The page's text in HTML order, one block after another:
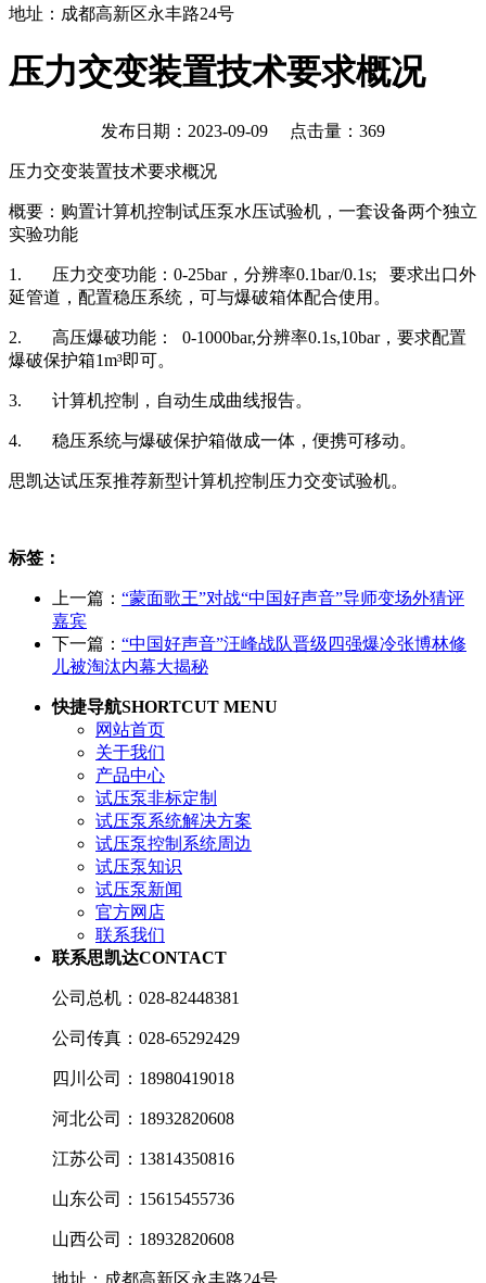
地址：成都高新区永丰路24号
压力交变装置技术要求概况
发布日期：2023-09-09 点击量： 369
压力交变装置技术要求概况
概要：购置计算机控制试压泵水压试验机，一套设备两个独立
实验功能
1. 压力交变功能：0-25bar，分辨率0.1bar/0.1s; 要求出口外
延管道，配置稳压系统，可与爆破箱体配合使用。
2. 高压爆破功能： 0-1000bar,分辨率0.1s,10bar，要求配置
爆破保护箱1m³即可。
3. 计算机控制，自动生成曲线报告。
4. 稳压系统与爆破保护箱做成一体，便携可移动。
思凯达试压泵推荐新型计算机控制压力交变试验机。
标签：
上一篇： “蒙面歌王”对战“中国好声音”导师变场外猜评
嘉宾
下一篇： “中国好声音”汪峰战队晋级四强爆冷张博林修
儿被淘汰内幕大揭秘
快捷导航SHORTCUT MENU
网站首页
关于我们
产品中心
试压泵非标定制
试压泵系统解决方案
试压泵控制系统周边
试压泵知识
试压泵新闻
官方网店
联系我们
联系思凯达CONTACT
公司总机：028-82448381
公司传真：028-65292429
四川公司：18980419018
河北公司：18932820608
江苏公司：13814350816
山东公司：15615455736
山西公司：18932820608
地址：成都高新区永丰路24号